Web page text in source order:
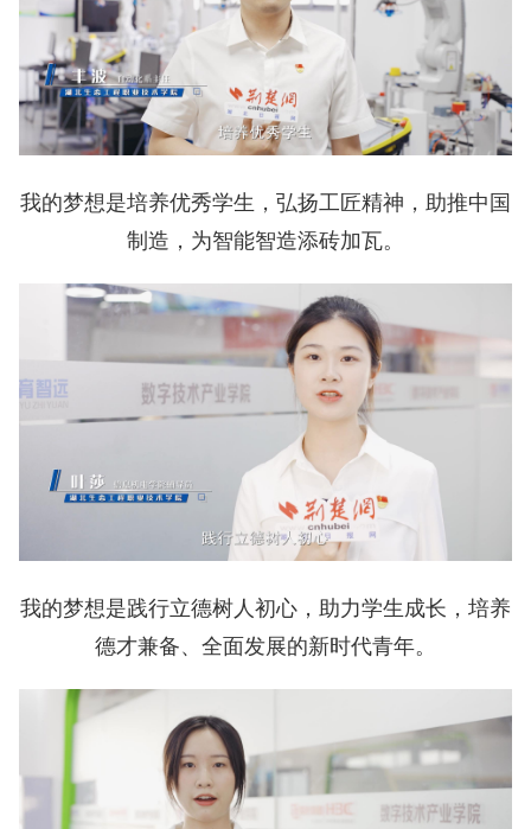
我的梦想是培养优秀学生，弘扬工匠精神，助推中国
制造，为智能智造添砖加瓦。
我的梦想是践行立德树人初心，助力学生成长，培养
德才兼备、全面发展的新时代青年。